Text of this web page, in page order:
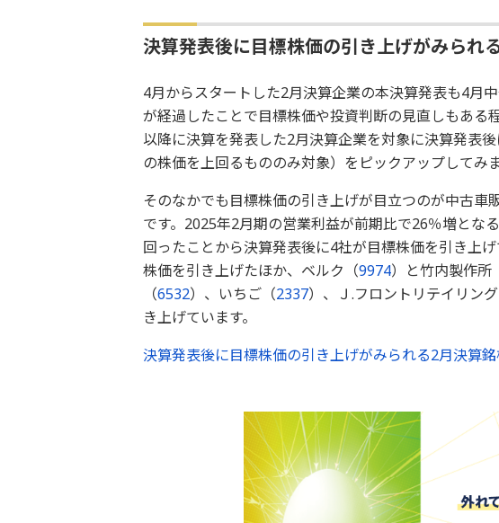
決算発表後に目標株価の引き上げがみられ
4月からスタートした2月決算企業の本決算発表も4月
が経過したことで目標株価や投資判断の見直しもある
以降に決算を発表した2月決算企業を対象に決算発表
の株価を上回るもののみ対象）をピックアップしてみま
そのなかでも目標株価の引き上げが目立つのが中古
です。2025年2月期の営業利益が前期比で26％増とな
回ったことから決算発表後に4社が目標株価を引き上
株価を引き上げたほか、ベルク（9974）と竹内製作所
（6532）、いちご（2337）、Ｊ.フロントリテイリン
き上げています。
決算発表後に目標株価の引き上げがみられる2月決算